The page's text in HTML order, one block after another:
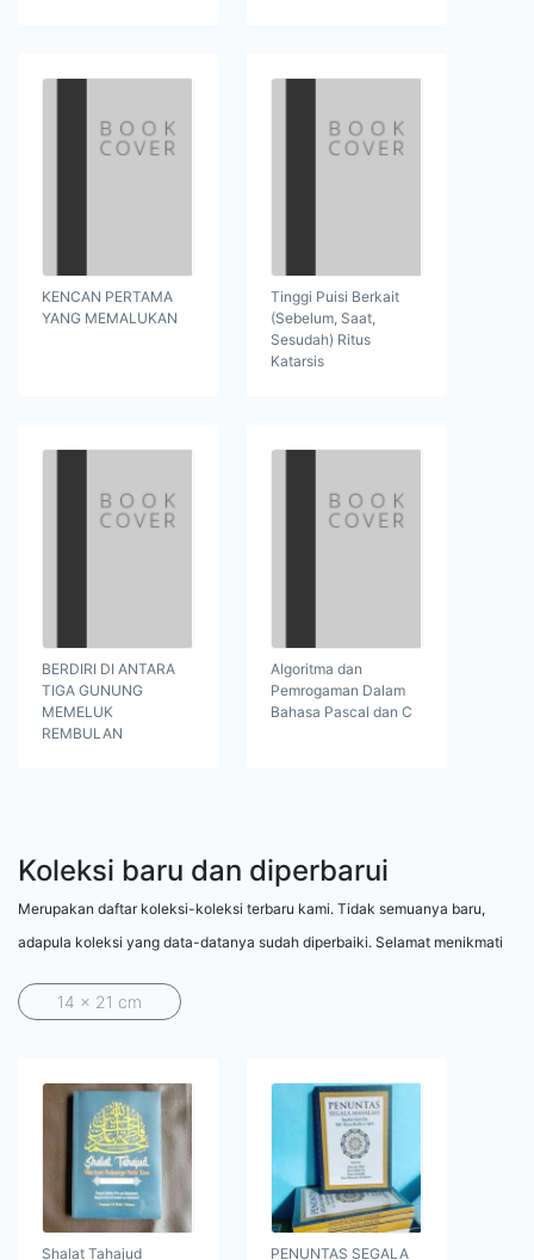
KENCAN PERTAMA
YANG MEMALUKAN
Tinggi Puisi Berkait
(Sebelum, Saat,
Sesudah) Ritus
Katarsis
BERDIRI DI ANTARA
TIGA GUNUNG
MEMELUK
REMBULAN
Algoritma dan
Pemrogaman Dalam
Bahasa Pascal dan C
Koleksi baru dan diperbarui
Merupakan daftar koleksi-koleksi terbaru kami. Tidak semuanya baru,
adapula koleksi yang data-datanya sudah diperbaiki. Selamat menikmati
14 x 21 cm
Shalat Tahajud PENUNTAS SEGALA